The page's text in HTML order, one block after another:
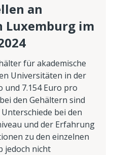
an
im
für akademische
Universitäten in der
und 7.154 Euro pro
den Gehältern sind
bei den
und der Erfahrung
zu den einzelnen
jedoch nicht